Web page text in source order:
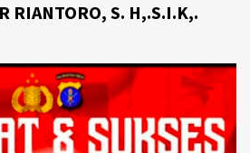
RIANTORO, S. H,.S.I.K,.